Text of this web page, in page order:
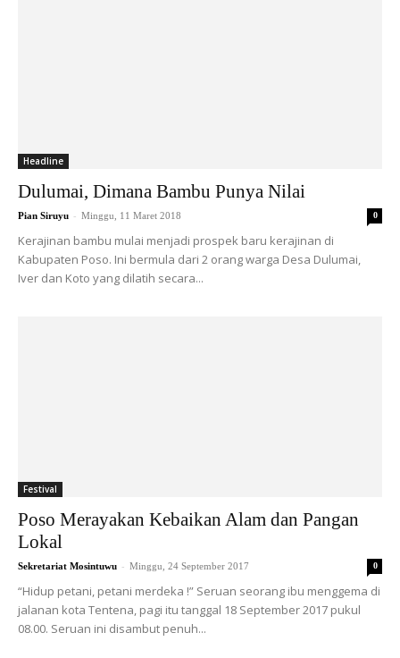
Headline
Dulumai, Dimana Bambu Punya Nilai
Pian Siruyu - Minggu, 11 Maret 2018 0
Kerajinan bambu mulai menjadi prospek baru kerajinan di
Kabupaten Poso. Ini bermula dari 2 orang warga Desa Dulumai,
Iver dan Koto yang dilatih secara...
Festival
Poso Merayakan Kebaikan Alam dan Pangan
Lokal
Sekretariat Mosintuwu - Minggu, 24 September 2017 0
“Hidup petani, petani merdeka !” Seruan seorang ibu menggema di
jalanan kota Tentena, pagi itu tanggal 18 September 2017 pukul
08.00. Seruan ini disambut penuh...